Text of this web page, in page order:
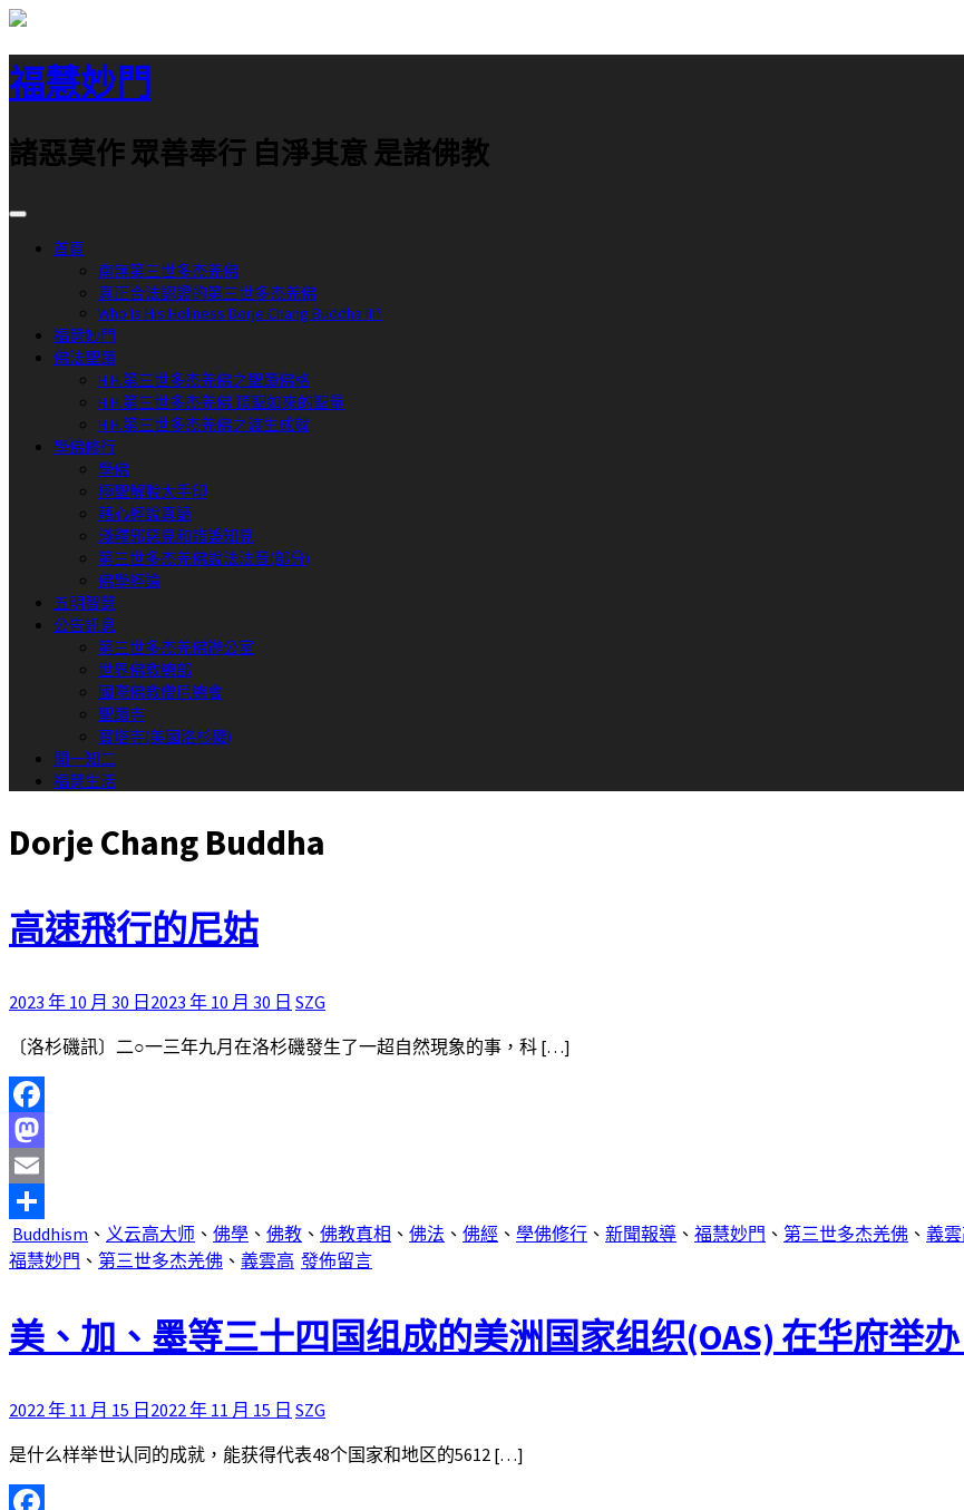
跳
至
主
要
容
福慧妙門
諸惡莫作 眾善奉行 自淨其意 是諸佛教
首頁
南無第三世多杰羌佛
真正合法認證的第三世多杰羌佛
Who Is His Holiness Dorje Chang Buddha III?
福慧妙門
佛法聖蹟
H.H.第三世多杰羌佛之聖蹟佛格
H.H.第三世多杰羌佛 頂聖如來的聖量
H.H.第三世多杰羌佛之渡生成就
學佛修行
學佛
極聖解脫大手印
藉心經說真諦
淺釋邪惡見和錯誤知見
第三世多杰羌佛說法法音(部分)
佛學經論
五明智慧
公告訊息
第三世多杰羌佛辦公室
世界佛教總部
國際佛教僧尼總會
聖蹟寺
寶塔寺(美國洛杉磯)
聞一知二
福慧生活
Dorje Chang Buddha
高速飛行的尼姑
2023 年 10 月 30 日 2023 年 10 月 30 日 SZG
〔洛杉磯訊〕二○一三年九月在洛杉磯發生了一超自然現象的事，科 […]
Facebook
Mastodon
Email
分
享
Buddhism 、 义云高大师 、 佛學 、 佛教 、 佛教真相 、 佛法 、 佛經 、 學佛修行 、 新聞報導 、 福慧妙門 、 第三世多杰羌佛 、 義
福慧妙門 、 第三世多杰羌佛 、 義雲高 發佈留言
美、加、墨等三十四国组成的美洲国家组织(OAS) 在华府举
2022 年 11 月 15 日 2022 年 11 月 15 日 SZG
是什么样举世认同的成就，能获得代表48个国家和地区的5612 […]